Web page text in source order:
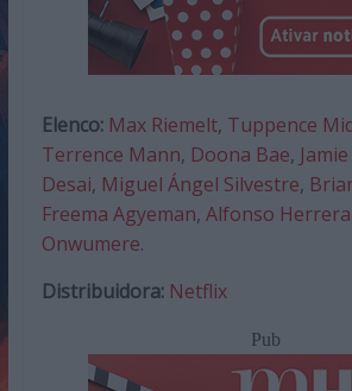
Elenco: Max Riemelt, Tuppence
Terrence Mann, Doona Bae,
Desai, Miguel Ángel Silvestre,
Freema Agyeman, Alfonso Herrera
Onwumere.
Distribuidora: Netflix
Pub